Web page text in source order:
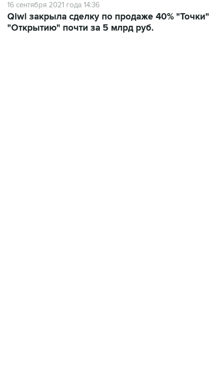
16 сентября 2021 года 14:36
Qiwi закрыла сделку по продаже 40% "Точки"
"Открытию" почти за 5 млрд руб.